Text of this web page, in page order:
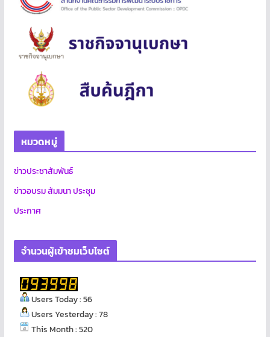
หมวดหมู่
ข่าวประชาสัมพันธ์
ข่าวอบรม สัมมนา ประชุม
ประกาศ
จำนวนผู้เข้าชมเว็บไซต์
Users Today : 56
Users Yesterday : 78
This Month : 520